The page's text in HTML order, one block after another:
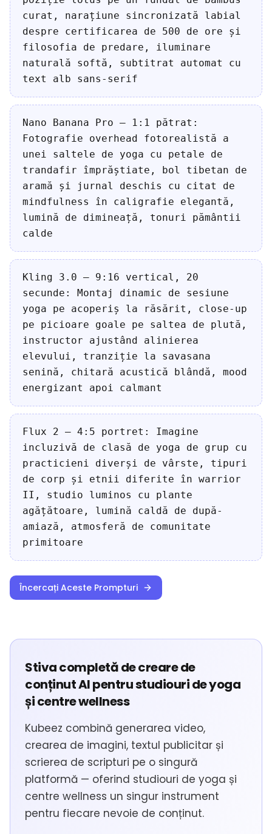
curat, narațiune sincronizată labial
despre certificarea de 500 de ore și
filosofia de predare, iluminare
naturală softă, subtitrat automat cu
text alb sans-serif
Nano Banana Pro — 1:1 pătrat:
Fotografie overhead fotorealistă a
unei saltele de yoga cu petale de
trandafir împrăștiate, bol tibetan de
aramă și jurnal deschis cu citat de
mindfulness în caligrafie elegantă,
lumină de dimineață, tonuri pământii
calde
Kling 3.0 — 9:16 vertical, 20
secunde: Montaj dinamic de sesiune
yoga pe acoperiș la răsărit, close-up
pe picioare goale pe saltea de plută,
instructor ajustând alinierea
elevului, tranziție la savasana
senină, chitară acustică blândă, mood
energizant apoi calmant
Flux 2 — 4:5 portret: Imagine
incluzivă de clasă de yoga de grup cu
practicieni diverși de vârste, tipuri
de corp și etnii diferite în warrior
II, studio luminos cu plante
agățătoare, lumină caldă de după-
amiază, atmosferă de comunitate
primitoare
Încercați Aceste Prompturi
Stiva completă de creare de
conținut AI pentru studiouri de yoga
și centre wellness
Kubeez combină generarea video,
crearea de imagini, textul publicitar și
scrierea de scripturi pe o singură
platformă — oferind studiouri de yoga și
centre wellness un singur instrument
pentru fiecare nevoie de conținut.